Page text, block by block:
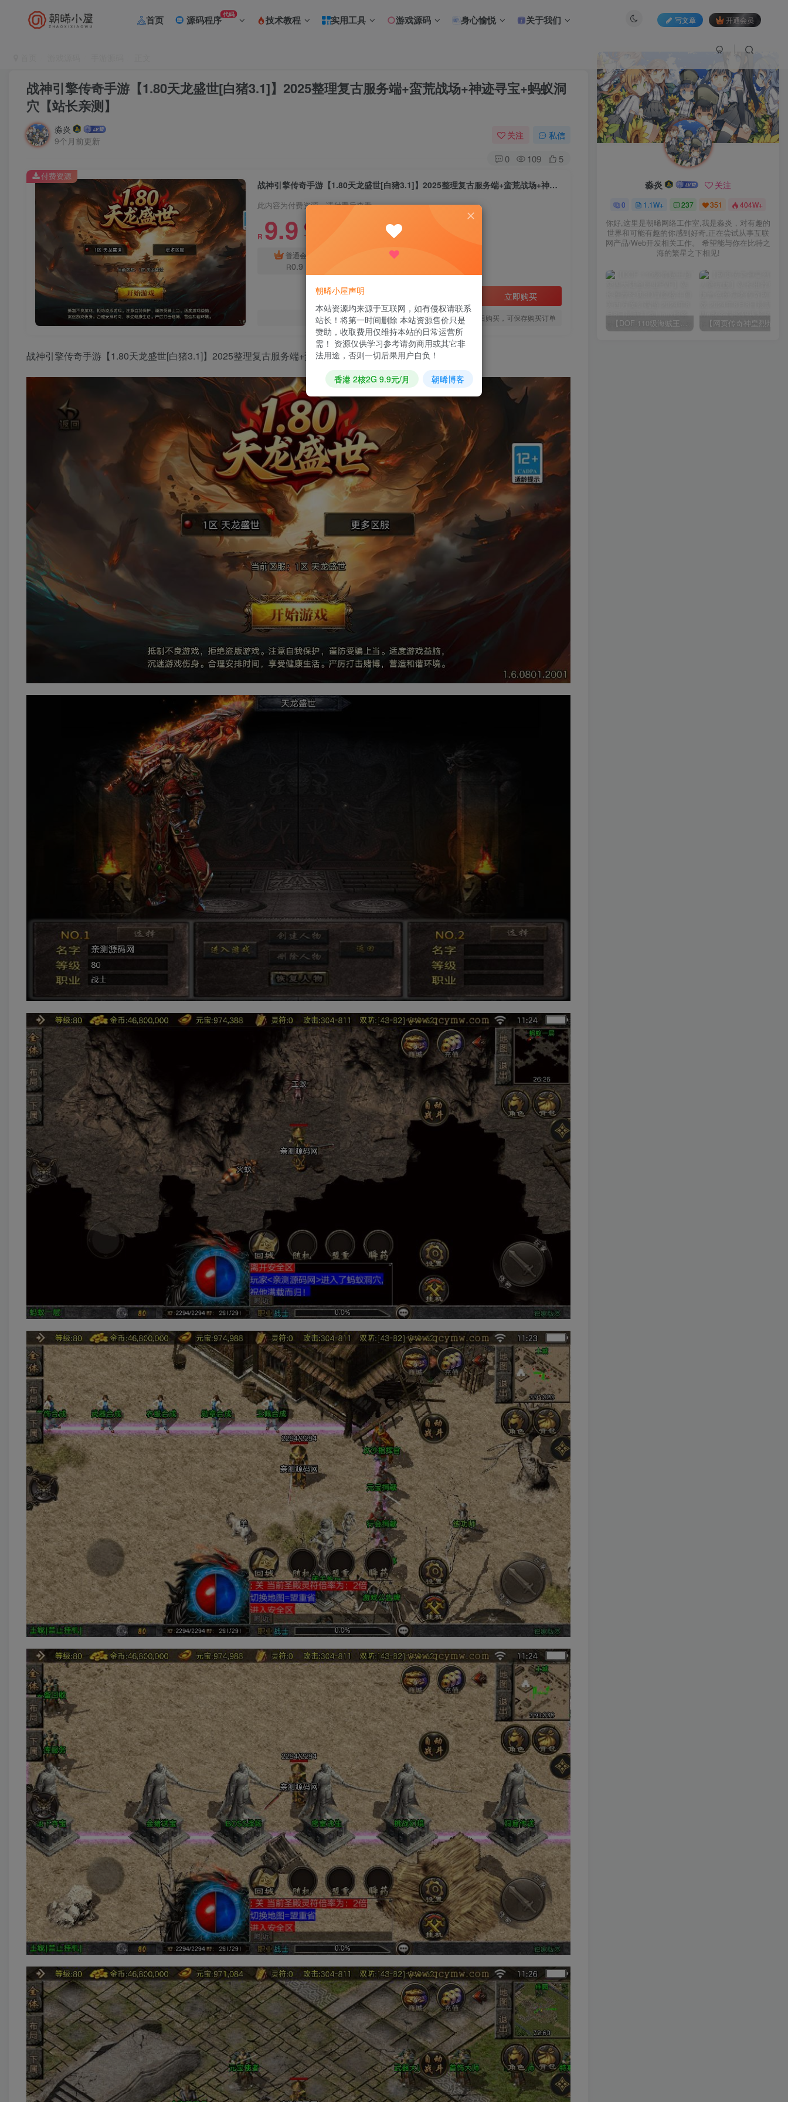
首页 源码程序代码 技术教程 实用工具 游戏源码 身心愉悦 关于我们 写文章 开通会员
战神引擎传奇手游【1.80天龙盛世[白猪3.1]】2025整理复古服务端+蛮荒战场+神迹寻宝+蚂蚁洞
穴【站长亲测】
淼炎
9个月前更新
关注 私信
0 109 5
战神引擎传奇手游【1.80天龙盛世[白猪3.1]】2025整理复古服务端+蛮荒战场+神迹寻宝+蚂蚁洞穴【站长亲测】
此内容为付费资源，请付费后查看
R 9.9 R
普通会员
R0.9
免费
立即购买
您当前未登录！建议登陆后购买，可保存购买订单
付费资源
战神引擎传奇手游【1.80天龙盛世[白猪3.1]】2025整理复古服务端+蛮荒战场+神迹寻宝+蚂蚁洞穴
淼炎 关注
0 1.1W+ 237 351 404W+
你好,这里是朝晞网络工作室,我是淼炎，对有趣的
世界和可能有趣的你感到好奇,正在尝试从事互联
网产品/Web开发相关工作。 希望能与你在比特之
海的繁星之下相见!
【DOF-110级海贼王超变四大陆全职业PVF】站长推荐经典3D冒险格斗闯关西方魔幻端游-2024年8月8日最新打包Linux服务端源码视频架设教程-等级补丁-配套完整客户端！
朝晞小屋声明
本站资源均来源于互联网，如有侵权请联系
站长！将第一时间删除 本站资源售价只是
赞助，收取费用仅维持本站的日常运营所
需！ 资源仅供学习参考请勿商用或其它非
法用途，否则一切后果用户自负！
香港 2核2G 9.9元/月 朝晞博客